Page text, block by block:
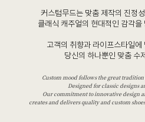
커스텀무드는 맞춤 제작의 진정
클래식 캐주얼의 현대적인 감각
고객의 취향과 라이프스타일
당신의 하나뿐인 맞춤 수
Custom mood follows the great
Designed for classic designs
Our commitment to innovative design
creates and delivers quality and custom